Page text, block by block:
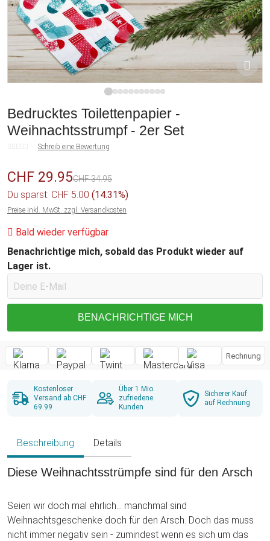
Bedrucktes Toilettenpapier -
Weihnachtsstrumpf - 2er Set
Schreib eine Bewertung
CHF 29.95CHF 34.95
Du sparst: CHF 5.00 (14.31%)
Preise inkl. MwSt. zzgl. Versandkosten
Bald wieder verfügbar
Benachrichtige mich, sobald das Produkt wieder auf
Lager ist.
BENACHRICHTIGE MICH
Rechnung
Kostenloser
Versand ab CHF
69.99
Über 1 Mio.
zufriedene
Kunden
Sicherer Kauf
auf Rechnung
Beschreibung Details
Diese Weihnachtsstrümpfe sind für den Arsch
Seien wir doch mal ehrlich... manchmal sind
Weihnachtsgeschenke doch für den Arsch. Doch das muss
nicht immer negativ sein - zumindest wenn es sich um das